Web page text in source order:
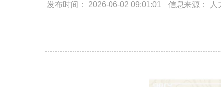
发布时间： 2026-06-02 09:01:01 信息来源： 人